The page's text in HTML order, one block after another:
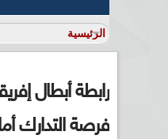
رابطة أبطال
فرصة التدارك